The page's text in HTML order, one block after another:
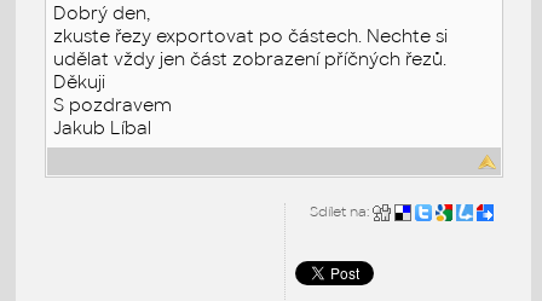
Dobrý den,
zkuste řezy exportovat po částech. Nechte si
udělat vždy jen část zobrazení příčných řezů.
Děkuji
S pozdravem
Jakub Líbal
Sdílet na: